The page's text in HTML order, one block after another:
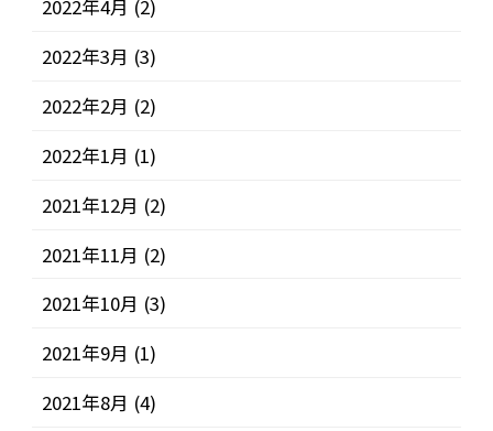
2022年4月 (2)
2022年3月 (3)
2022年2月 (2)
2022年1月 (1)
2021年12月 (2)
2021年11月 (2)
2021年10月 (3)
2021年9月 (1)
2021年8月 (4)